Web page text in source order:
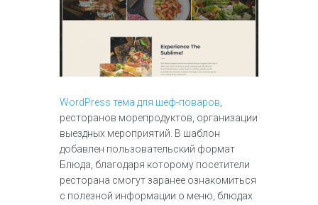
WordPress тема для шеф-поваров,
ресторанов морепродуктов, организации
выездных мероприятий. В шаблон
добавлен пользовательский формат
Блюда, благодаря которому посетители
ресторана смогут заранее ознакомиться
с полезной информации о меню, блюдах